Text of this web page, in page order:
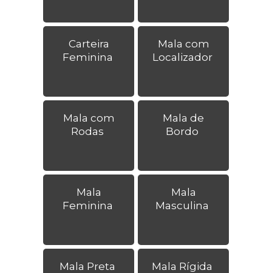
Carteira
Feminina
Mala com
Localizador
Mala com
Rodas
Mala de
Bordo
Mala
Feminina
Mala
Masculina
Mala Preta Mala Rígida